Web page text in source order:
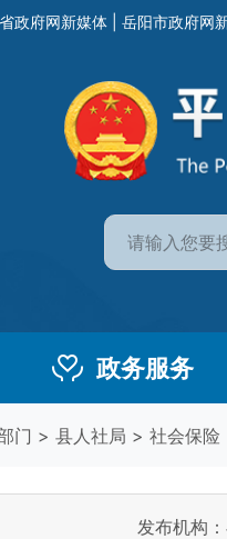
政府网新媒体 岳阳市政府网
政务服务
门 > 县人社局 > 社会保险
发布机构